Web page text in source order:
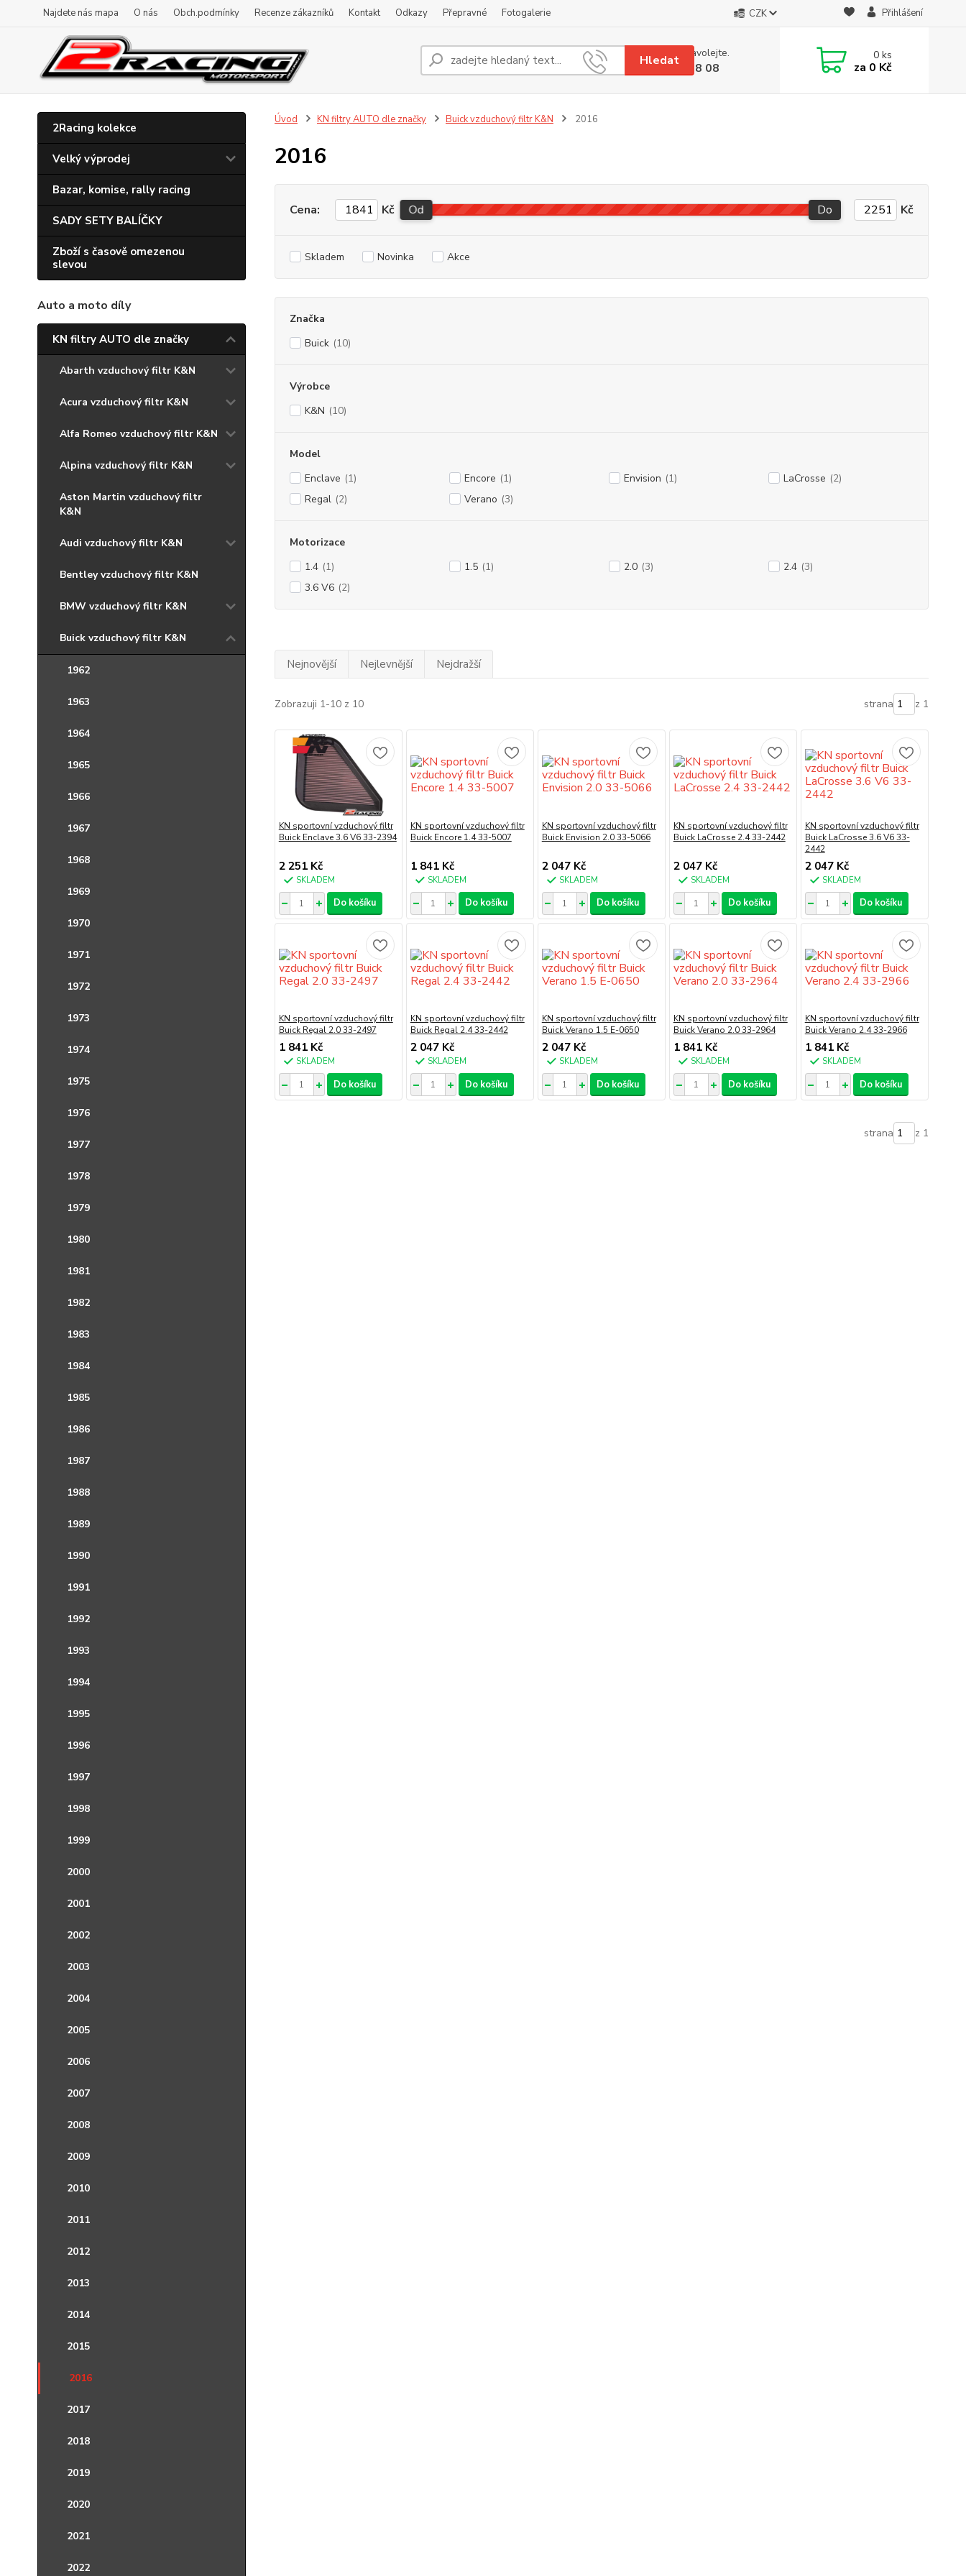
Najdete nás mapa O nás Obch.podmínky Recenze zákazníků Kontakt Odkazy Přepravné Fotogalerie CZK Přihlášení
Hledat
Nevíte si rady? Zavolejte.
+420 608 08 18 08
0ks
za 0 Kč
2Racing kolekce
Velký výprodej
Bazar, komise, rally racing
SADY SETY BALÍČKY
Zboží s časově omezenou
slevou
Auto a moto díly
KN filtry AUTO dle značky
Abarth vzduchový filtr K&N
Acura vzduchový filtr K&N
Alfa Romeo vzduchový filtr K&N
Alpina vzduchový filtr K&N
Aston Martin vzduchový filtr
K&N
Audi vzduchový filtr K&N
Bentley vzduchový filtr K&N
BMW vzduchový filtr K&N
Buick vzduchový filtr K&N
1962
1963
1964
1965
1966
1967
1968
1969
1970
1971
1972
1973
1974
1975
1976
1977
1978
1979
1980
1981
1982
1983
1984
1985
1986
1987
1988
1989
1990
1991
1992
1993
1994
1995
1996
1997
1998
1999
2000
2001
2002
2003
2004
2005
2006
2007
2008
2009
2010
2011
2012
2013
2014
2015
2016
2017
2018
2019
2020
2021
2022
Úvod KN filtry AUTO dle značky Buick vzduchový filtr K&N 2016
2016
Cena: Kč Od Do Kč
Skladem Novinka Akce
Značka
Buick (10)
Výrobce
K&N (10)
Model
Enclave (1) Encore (1) Envision (1) LaCrosse (2)
Regal (2) Verano (3)
Motorizace
1.4 (1) 1.5 (1) 2.0 (3) 2.4 (3)
3.6 V6 (2)
Nejnovější Nejlevnější Nejdražší
Zobrazuji 1-10 z 10 strana z 1
KN sportovní vzduchový filtr
Buick Enclave 3.6 V6 33-2394
2 251 Kč
SKLADEM
Do košíku
KN sportovní vzduchový filtr
Buick Encore 1.4 33-5007
1 841 Kč
SKLADEM
Do košíku
KN sportovní vzduchový filtr
Buick Envision 2.0 33-5066
2 047 Kč
SKLADEM
Do košíku
KN sportovní vzduchový filtr
Buick LaCrosse 2.4 33-2442
2 047 Kč
SKLADEM
Do košíku
KN sportovní vzduchový filtr
Buick LaCrosse 3.6 V6 33-
2442
2 047 Kč
SKLADEM
Do košíku
KN sportovní vzduchový filtr
Buick Regal 2.0 33-2497
1 841 Kč
SKLADEM
Do košíku
KN sportovní vzduchový filtr
Buick Regal 2.4 33-2442
2 047 Kč
SKLADEM
Do košíku
KN sportovní vzduchový filtr
Buick Verano 1.5 E-0650
2 047 Kč
SKLADEM
Do košíku
KN sportovní vzduchový filtr
Buick Verano 2.0 33-2964
1 841 Kč
SKLADEM
Do košíku
KN sportovní vzduchový filtr
Buick Verano 2.4 33-2966
1 841 Kč
SKLADEM
Do košíku
strana z 1